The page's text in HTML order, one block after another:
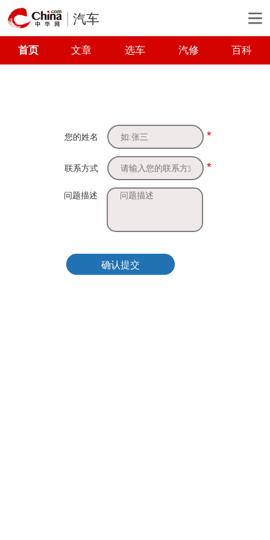
汽车
首页 文章 选车 汽修 百科
您的姓名 *
联系方式 *
问题描述
确认提交